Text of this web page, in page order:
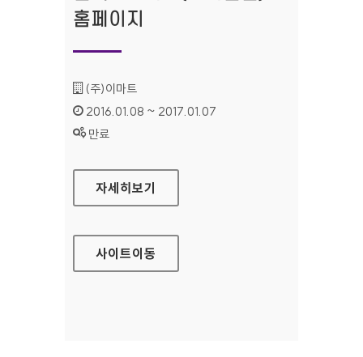
홈페이지
기관명 :
(주)이마트
인증기간 :
2016.01.08 ~ 2017.01.07
상태 :
만료
일렉트로마트(모바일웹) 홈페이지
자세히보기
사이트이동